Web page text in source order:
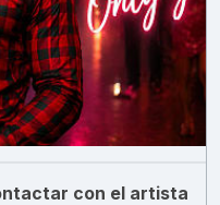
con el artista